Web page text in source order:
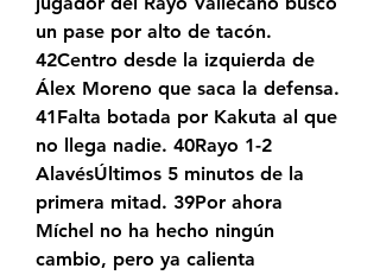
un pase por alto de tacón.
42Centro desde la izquierda de
Álex Moreno que saca la defensa.
41Falta botada por Kakuta al que
no llega nadie. 40Rayo 1-2
AlavésÚltimos 5 minutos de la
primera mitad. 39Por ahora
Míchel no ha hecho ningún
cambio, pero ya calienta